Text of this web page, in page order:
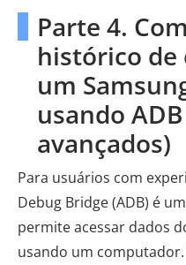
Parte 4.
histórico de
um
usando
avançados)
Para usuários com
Debug Bridge (ADB) é
permite acessar dados
usando um